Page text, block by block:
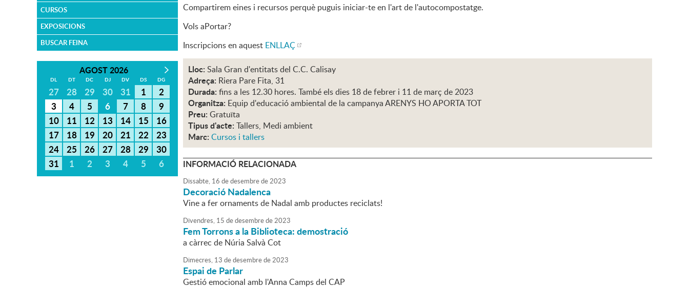
CURSOS
EXPOSICIONS
BUSCAR FEINA
AGOST 2026
DL DT DC DJ DV DS DG
27 28 29 30 31 1
2
3
4 5 6 7 8
9
10
11 12 13 14 15
16
17
18 19 20 21 22
23
24
25 26 27 28 29
30
31
1 2 3 4 5 6
Compartirem eines i recursos perquè puguis iniciar-te en l'art de l'autocompostatge.
Vols aPortar?
Inscripcions en aquest ENLLAÇ
Lloc: Sala Gran d'entitats del C.C. Calisay
Adreça: Riera Pare Fita, 31
Durada: fins a les 12.30 hores. També els dies 18 de febrer i 11 de març de 2023
Organitza: Equip d'educació ambiental de la campanya ARENYS HO APORTA TOT
Preu: Gratuïta
Tipus d'acte: Tallers, Medi ambient
Marc: Cursos i tallers
INFORMACIÓ RELACIONADA
Dissabte, 16 dedesembrede2023
Decoració Nadalenca
Vine a fer ornaments de Nadal amb productes reciclats!
Divendres, 15 dedesembrede2023
Fem Torrons a la Biblioteca: demostració
a càrrec de Núria Salvà Cot
Dimecres, 13 dedesembrede2023
Espai de Parlar
Gestió emocional amb l'Anna Camps del CAP